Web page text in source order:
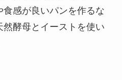
食感が良いパンを作るな
然酵母とイーストを使い